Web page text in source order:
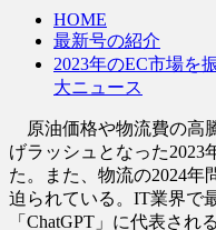
HOME
最新号の紹介
2023年のEC市場を
大ニュース
原油価格や物流費の高
げラッシュとなった2023
た。また、物流の2024年
迫られている。IT業界で
「ChatGPT」に代表さ